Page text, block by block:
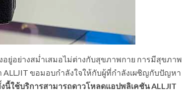
อย่างสม่ำเสมอไม่ต่างกับสุขภาพกาย การมีสุขภาพ
ขอมอบกำลังใจให้กับผู้ที่กำลังเผชิญกับปัญหา
นี้ใช้บริการสามารถดาวโหลดแอปพลิเคชัน ALLJIT